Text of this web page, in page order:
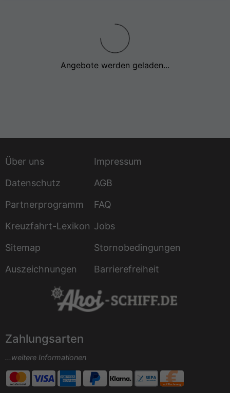
Angebote werden geladen...
Über uns
Impressum
Datenschutz
AGB
Partnerprogramm
FAQ
Kreuzfahrt-Lexikon Jobs
Sitemap
Stornobedingungen
Auszeichnungen
Barrierefreiheit
Zahlungsarten
...weitere Informationen